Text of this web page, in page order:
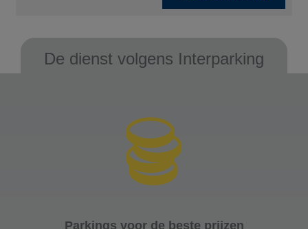
De dienst volgens Interparking
Parkings voor de beste prijzen